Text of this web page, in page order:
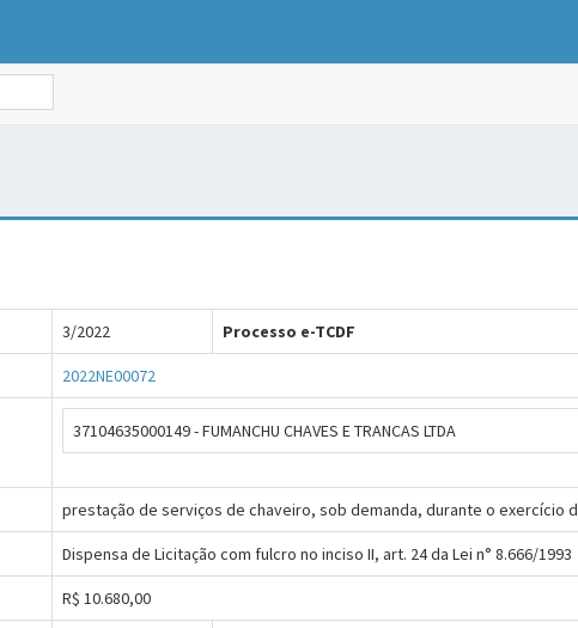
3/2022 Processo e-TCDF
2022NE00072
37104635000149 - FUMANCHU CHAVES E TRANCAS LTDA
prestação de serviços de chaveiro, sob demanda, durante o exercício
Dispensa de Licitação com fulcro no inciso II, art. 24 da Lei n° 8.666/1993
R$ 10.680,00